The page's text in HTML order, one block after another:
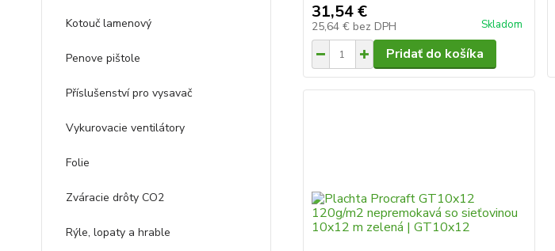
Kotouč lamenový
Penove pištole
Příslušenství pro vysavač
Vykurovacie ventilátory
Folie
Zváracie drôty CO2
Rýle, lopaty a hrable
31,54 €
25,64 € bez DPH Skladom
Pridať do košíka